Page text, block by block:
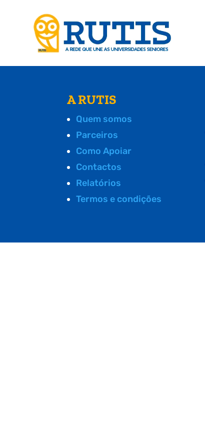
A RUTIS
Quem somos
Parceiros
Como Apoiar
Contactos
Relatórios
Termos e condições